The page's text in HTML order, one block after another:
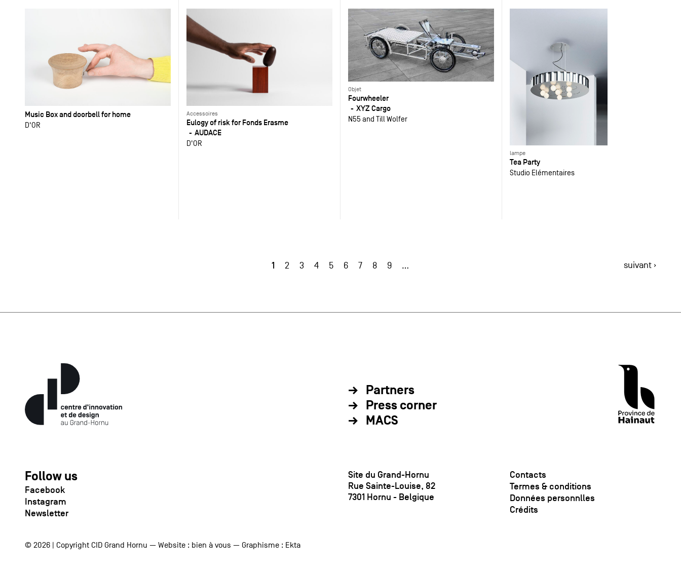
Music Box and doorbell for home
D'OR
Accessoires
Eulogy of risk for Fonds Erasme
AUDACE
D'OR
Objet
Fourwheeler
XYZ Cargo
N55 and Till Wolfer
lampe
Tea Party
Studio Elémentaires
1 2 3 4 5 6 7 8 9 … suivant ›
Partners
Press corner
MACS
Follow us
Facebook
Instagram
Newsletter
Site du Grand-Hornu
Rue Sainte-Louise, 82
7301 Hornu - Belgique
Contacts
Termes & conditions
Données personnlles
Crédits
© 2026 | Copyright CID Grand Hornu — Website : bien à vous — Graphisme : Ekta